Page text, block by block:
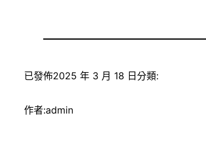
已發佈2025 年 3 月 18 日 分類:
作者:admin